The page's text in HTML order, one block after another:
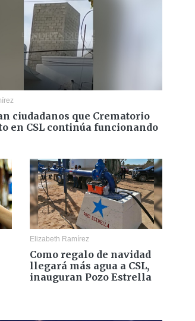
ciudadanos que Crematorio
en CSL continúa funcionando
Elizabeth Ramírez
Como regalo de navidad
llegará más agua a CSL,
inauguran Pozo Estrella